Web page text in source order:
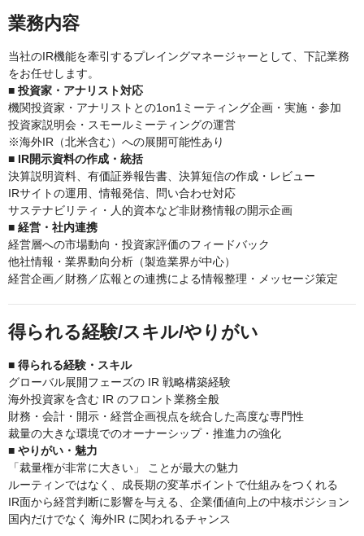
業務内容
当社のIR機能を牽引するプレイングマネージャーとして、下記業務
をお任せします。
■ 投資家・アナリスト対応
機関投資家・アナリストとの1on1ミーティング企画・実施・参加
投資家説明会・スモールミーティングの運営
※海外IR（北米含む）への展開可能性あり
■ IR開示資料の作成・統括
決算説明資料、有価証券報告書、決算短信の作成・レビュー
IRサイトの運用、情報発信、問い合わせ対応
サステナビリティ・人的資本など非財務情報の開示企画
■ 経営・社内連携
経営層への市場動向・投資家評価のフィードバック
他社情報・業界動向分析（製造業界が中心）
経営企画／財務／広報との連携による情報整理・メッセージ策定
得られる経験/スキル/やりがい
■ 得られる経験・スキル
グローバル展開フェーズの IR 戦略構築経験
海外投資家を含む IR のフロント業務全般
財務・会計・開示・経営企画視点を統合した高度な専門性
裁量の大きな環境でのオーナーシップ・推進力の強化
■ やりがい・魅力
「裁量権が非常に大きい」 ことが最大の魅力
ルーティンではなく、成長期の変革ポイントで仕組みをつくれる
IR面から経営判断に影響を与える、企業価値向上の中核ポジション
国内だけでなく 海外IR に関われるチャンス